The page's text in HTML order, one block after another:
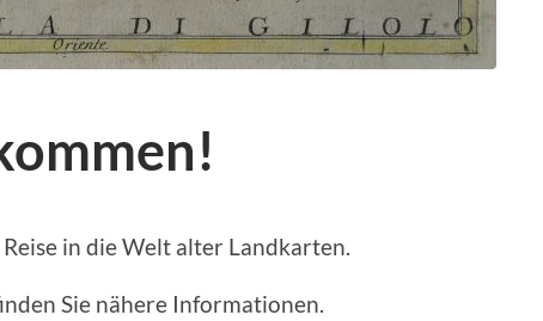
in die Welt alter Landkarten.
Sie nähere Informationen.